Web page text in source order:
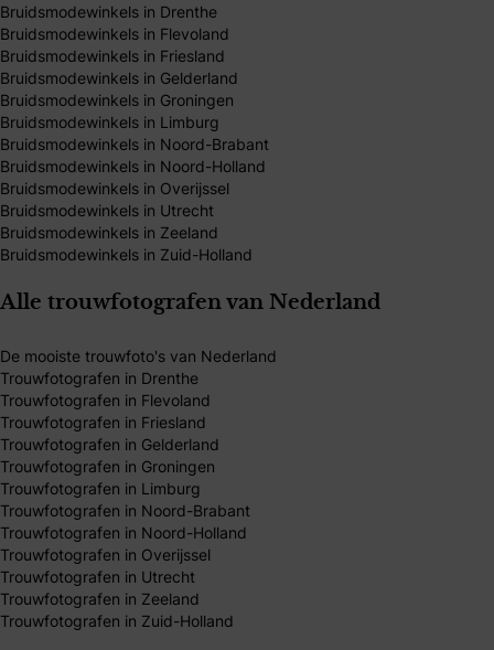
Bruidsmodewinkels in Drenthe
Bruidsmodewinkels in Flevoland
Bruidsmodewinkels in Friesland
Bruidsmodewinkels in Gelderland
Bruidsmodewinkels in Groningen
Bruidsmodewinkels in Limburg
Bruidsmodewinkels in Noord-Brabant
Bruidsmodewinkels in Noord-Holland
Bruidsmodewinkels in Overijssel
Bruidsmodewinkels in Utrecht
Bruidsmodewinkels in Zeeland
Bruidsmodewinkels in Zuid-Holland
Alle trouwfotografen van Nederland
De mooiste trouwfoto's van Nederland
Trouwfotografen in Drenthe
Trouwfotografen in Flevoland
Trouwfotografen in Friesland
Trouwfotografen in Gelderland
Trouwfotografen in Groningen
Trouwfotografen in Limburg
Trouwfotografen in Noord-Brabant
Trouwfotografen in Noord-Holland
Trouwfotografen in Overijssel
Trouwfotografen in Utrecht
Trouwfotografen in Zeeland
Trouwfotografen in Zuid-Holland